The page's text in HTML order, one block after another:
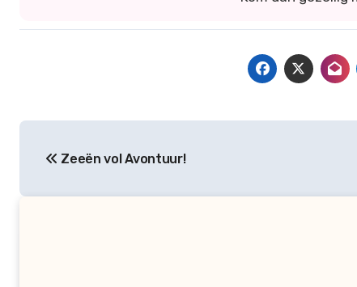
navigatie
Zeeën vol Avontuur!